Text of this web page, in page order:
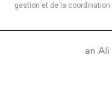
gestion et de la coordination